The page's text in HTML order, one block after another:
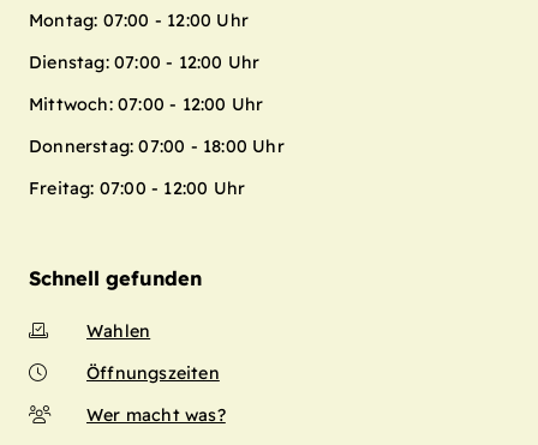
Montag: 07:00 - 12:00 Uhr
Dienstag: 07:00 - 12:00 Uhr
Mittwoch: 07:00 - 12:00 Uhr
Donnerstag: 07:00 - 18:00 Uhr
Freitag: 07:00 - 12:00 Uhr
Schnell gefunden
Wahlen
Öffnungszeiten
Wer macht was?